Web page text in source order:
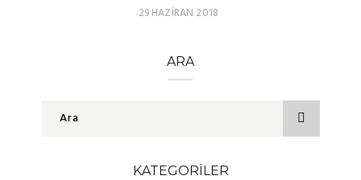
29 HAZIRAN 2018
ARA
KATEGORILER